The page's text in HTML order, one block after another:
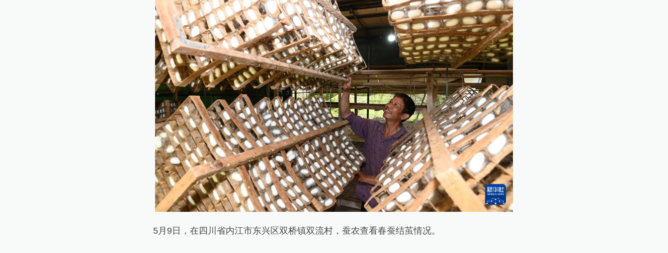
5月9日，在四川省内江市东兴区双桥镇双流村，蚕农查看春蚕结茧情况。